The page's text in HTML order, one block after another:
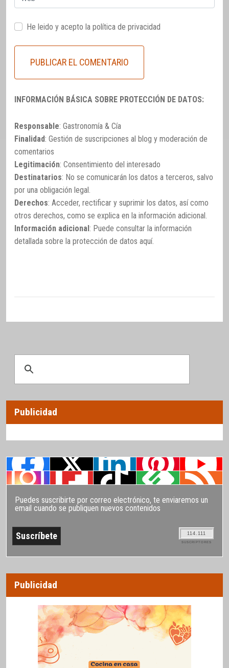
He leido y acepto la política de privacidad
INFORMACIÓN BÁSICA SOBRE PROTECCIÓN DE DATOS:
Responsable: Gastronomía & Cía
Finalidad: Gestión de suscripciones al blog y moderación de
comentarios
Legitimación: Consentimiento del interesado
Destinatarios: No se comunicarán los datos a terceros, salvo
por una obligación legal.
Derechos: Acceder, rectificar y suprimir los datos, así como
otros derechos, como se explica en la información adicional.
Información adicional : Puede consultar la información
detallada sobre la protección de datos aquí.
Publicidad
Puedes suscribirte por correo electrónico, te enviaremos un
email cuando se publiquen nuevos contenidos
114.111
SUSCRIPTORES
Publicidad